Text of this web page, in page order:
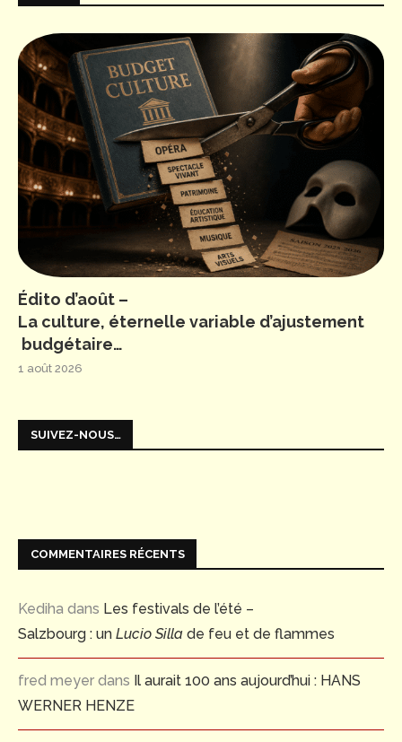
Édito d’août –
La culture, éternelle variable d’ajustement
budgétaire…
1 août 2026
SUIVEZ-NOUS…
COMMENTAIRES RÉCENTS
Kediha dans Les festivals de l’été –
Salzbourg : un Lucio Silla de feu et de flammes
fred meyer dans Il aurait 100 ans aujourd’hui : HANS
WERNER HENZE